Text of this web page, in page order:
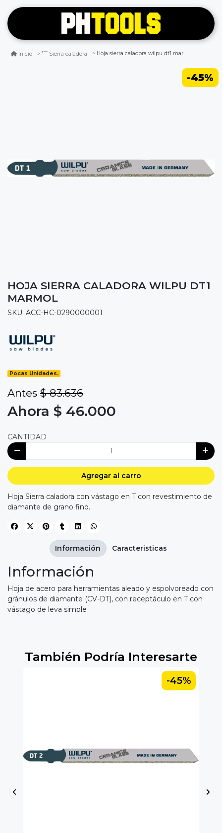
Inicio Sierra caladora Hoja sierra caladora wilpu dt1 marmol
-45%
HOJA SIERRA CALADORA WILPU DT1
MARMOL
SKU: ACC-HC-0290000001
Pocas Unidades.
Antes $ 83.636
Ahora $ 46.000
CANTIDAD
Agregar al carro
Hoja Sierra caladora con vástago en T con revestimiento de
diamante de grano fino.
Información
Hoja de acero para herramientas aleado y espolvoreado con
gránulos de diamante (CV-DT), con receptáculo en T con
vástago de leva simple
Información Caracteristicas
También Podría Interesarte
-45%